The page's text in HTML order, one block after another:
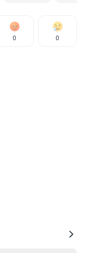
0 0